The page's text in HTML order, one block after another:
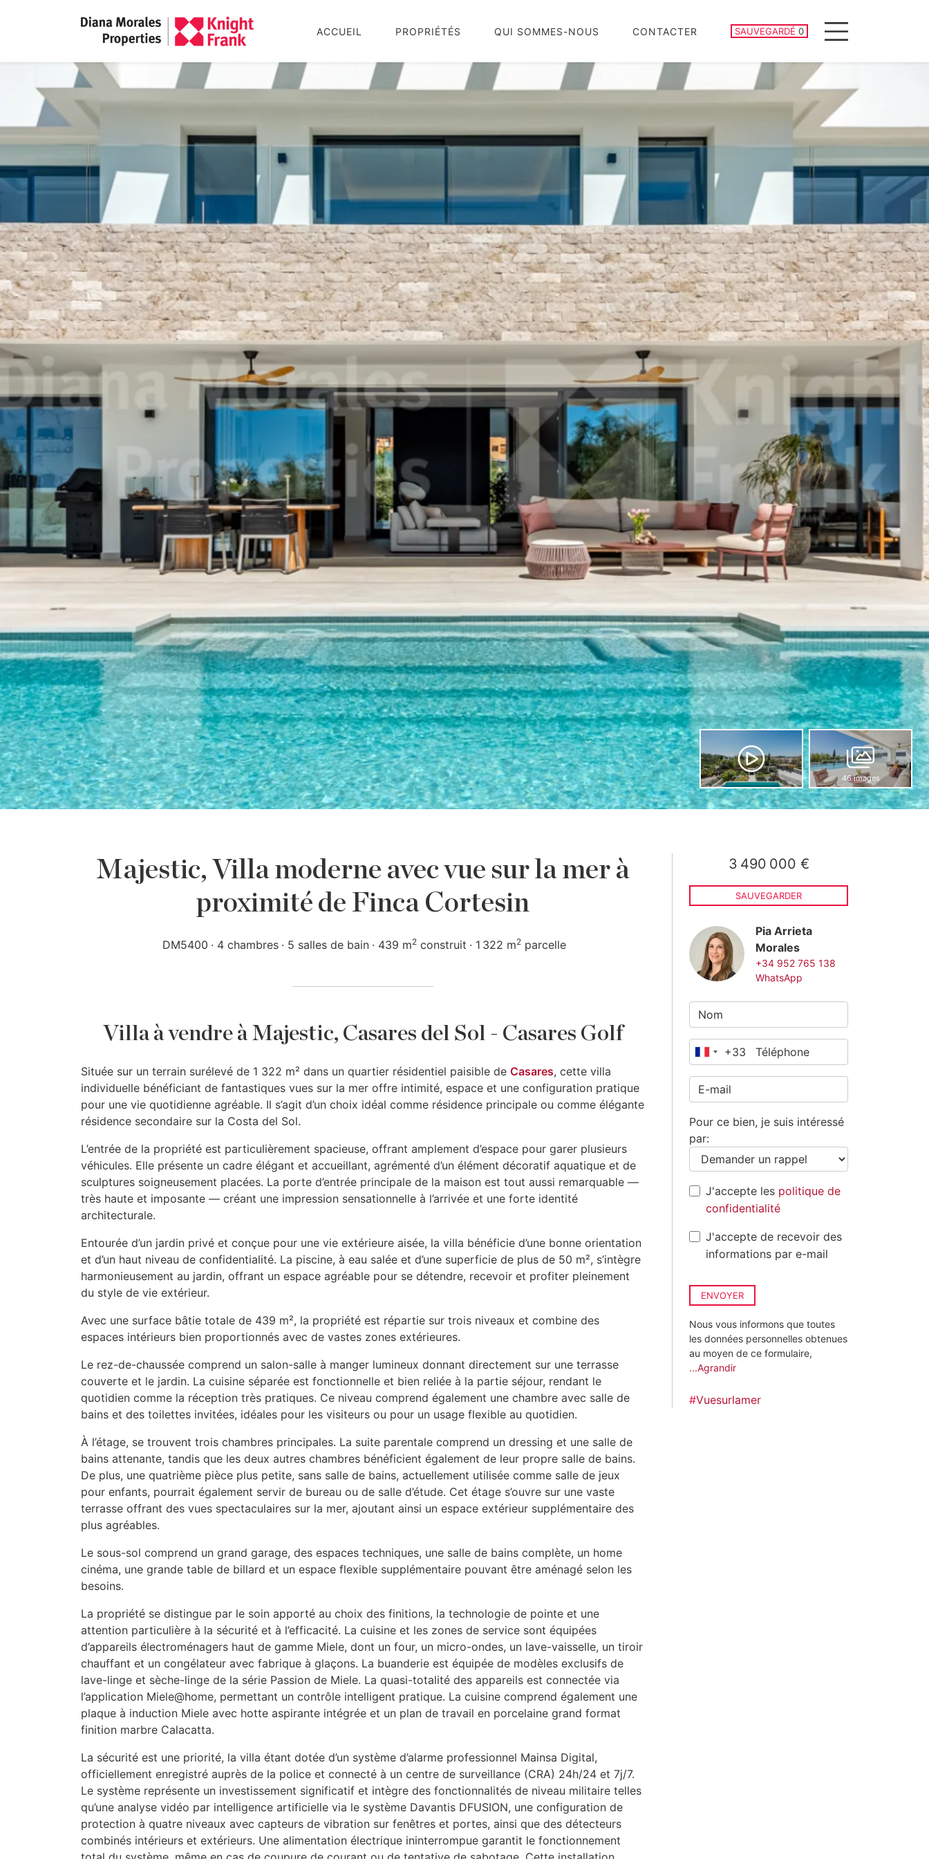
ACCUEIL PROPRIÉTÉS QUI SOMMES-NOUS CONTACTER SAUVEGARDÉ 0
PROPRIÉTÉS SAUVEGARDÉES
Menu
46 images
Majestic, Villa moderne avec vue sur la mer à
proximité de Finca Cortesin
DM5400 4 chambres 5 salles de bain 439 m2 construit 1 322 m2 parcelle
Villa à vendre à Majestic, Casares del Sol - Casares Golf
Située sur un terrain surélevé de 1 322 m² dans un quartier résidentiel paisible de Casares, cette villa
individuelle bénéficiant de fantastiques vues sur la mer offre intimité, espace et une configuration pratique
pour une vie quotidienne agréable. Il s’agit d’un choix idéal comme résidence principale ou comme élégante
résidence secondaire sur la Costa del Sol.
L’entrée de la propriété est particulièrement spacieuse, offrant amplement d’espace pour garer plusieurs
véhicules. Elle présente un cadre élégant et accueillant, agrémenté d’un élément décoratif aquatique et de
sculptures soigneusement placées. La porte d’entrée principale de la maison est tout aussi remarquable —
très haute et imposante — créant une impression sensationnelle à l’arrivée et une forte identité
architecturale.
Entourée d’un jardin privé et conçue pour une vie extérieure aisée, la villa bénéficie d’une bonne orientation
et d’un haut niveau de confidentialité. La piscine, à eau salée et d’une superficie de plus de 50 m², s’intègre
harmonieusement au jardin, offrant un espace agréable pour se détendre, recevoir et profiter pleinement
du style de vie extérieur.
Avec une surface bâtie totale de 439 m², la propriété est répartie sur trois niveaux et combine des
espaces intérieurs bien proportionnés avec de vastes zones extérieures.
Le rez-de-chaussée comprend un salon-salle à manger lumineux donnant directement sur une terrasse
couverte et le jardin. La cuisine séparée est fonctionnelle et bien reliée à la partie séjour, rendant le
quotidien comme la réception très pratiques. Ce niveau comprend également une chambre avec salle de
bains et des toilettes invitées, idéales pour les visiteurs ou pour un usage flexible au quotidien.
À l’étage, se trouvent trois chambres principales. La suite parentale comprend un dressing et une salle de
bains attenante, tandis que les deux autres chambres bénéficient également de leur propre salle de bains.
De plus, une quatrième pièce plus petite, sans salle de bains, actuellement utilisée comme salle de jeux
pour enfants, pourrait également servir de bureau ou de salle d’étude. Cet étage s’ouvre sur une vaste
terrasse offrant des vues spectaculaires sur la mer, ajoutant ainsi un espace extérieur supplémentaire des
plus agréables.
Le sous-sol comprend un grand garage, des espaces techniques, une salle de bains complète, un home
cinéma, une grande table de billard et un espace flexible supplémentaire pouvant être aménagé selon les
besoins.
La propriété se distingue par le soin apporté au choix des finitions, la technologie de pointe et une
attention particulière à la sécurité et à l’efficacité. La cuisine et les zones de service sont équipées
d’appareils électroménagers haut de gamme Miele, dont un four, un micro-ondes, un lave-vaisselle, un tiroir
chauffant et un congélateur avec fabrique à glaçons. La buanderie est équipée de modèles exclusifs de
lave-linge et sèche-linge de la série Passion de Miele. La quasi-totalité des appareils est connectée via
l’application Miele@home, permettant un contrôle intelligent pratique. La cuisine comprend également une
plaque à induction Miele avec hotte aspirante intégrée et un plan de travail en porcelaine grand format
finition marbre Calacatta.
La sécurité est une priorité, la villa étant dotée d’un système d’alarme professionnel Mainsa Digital,
officiellement enregistré auprès de la police et connecté à un centre de surveillance (CRA) 24h/24 et 7j/7.
Le système représente un investissement significatif et intègre des fonctionnalités de niveau militaire telles
qu’une analyse vidéo par intelligence artificielle via le système Davantis DFUSION, une configuration de
protection à quatre niveaux avec capteurs de vibration sur fenêtres et portes, ainsi que des détecteurs
combinés intérieurs et extérieurs. Une alimentation électrique ininterrompue garantit le fonctionnement
3 490 000 €
SAUVEGARDER
Pia Arrieta
Morales
+34 952 765 138
WhatsApp
France
+33
Pour ce bien, je suis intéressé
par:
J'accepte les politique de
confidentialité
J'accepte de recevoir des
informations par e-mail
ENVOYER
Nous vous informons que toutes
les données personnelles obtenues
au moyen de ce formulaire,
...Agrandir
#Vuesurlamer